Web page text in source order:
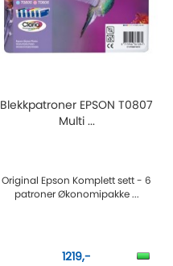
Blekkpatroner EPSON T0807
Multi ...
Original Epson Komplett sett - 6
patroner Økonomipakke ...
1219,-